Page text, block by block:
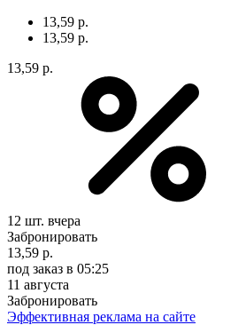
13,59 р.
13,59 р.
13,59 р.
12 шт. вчера
Забронировать
13,59 р.
под заказ в 05:25
11 августа
Забронировать
Эффективная реклама на сайте